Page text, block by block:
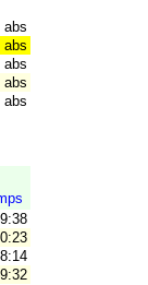
abs
abs
abs
abs
abs